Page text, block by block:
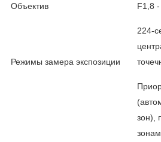
Объектив
F1,8
Режимы замера экспозиции
224-
зон),